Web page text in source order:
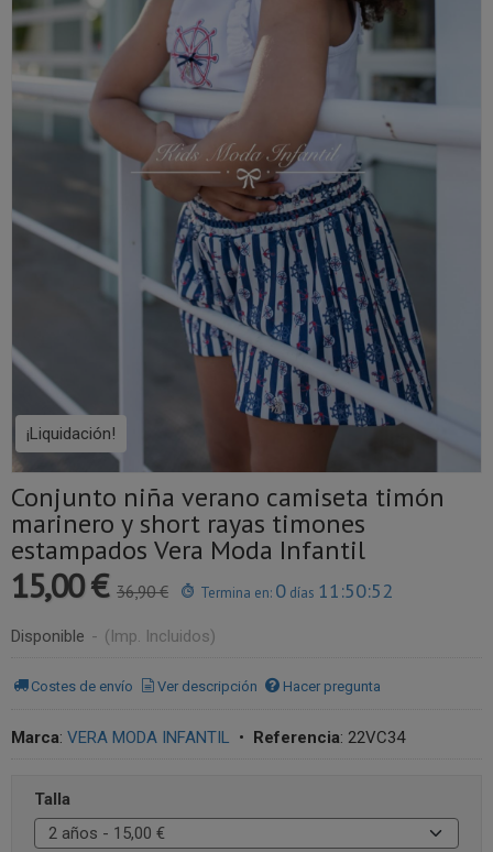
¡Liquidación!
Conjunto niña verano camiseta timón
marinero y short rayas timones
estampados Vera Moda Infantil
15,00 € 36,90 € Termina en: 0 días 11:50:52
Disponible - (Imp. Incluidos)
Costes de envío Ver descripción Hacer pregunta
Marca: VERA MODA INFANTIL • Referencia: 22VC34
Talla